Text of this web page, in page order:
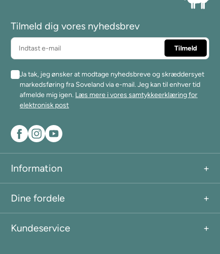
Tilmeld dig vores nyhedsbrev
Ja tak, jeg ønsker at modtage nyhedsbreve og skræddersyet
markedsføring fra Soveland via e-mail. Jeg kan til enhver tid
afmelde mig igen. Læs mere i vores samtykkeerklæring for
elektronisk post
Information
Dine fordele
Kundeservice